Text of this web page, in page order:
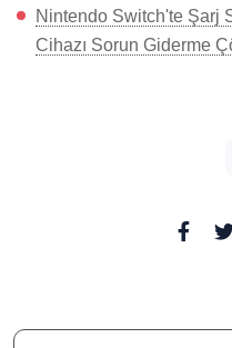
Nintendo Switch'te Şarj
Cihazı Sorun Giderme